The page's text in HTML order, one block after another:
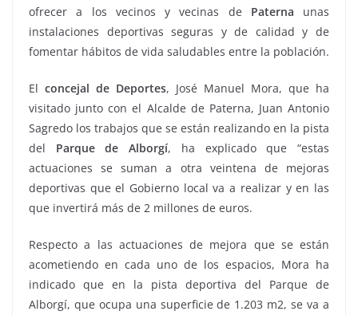
ofrecer a los vecinos y vecinas de Paterna unas
instalaciones deportivas seguras y de calidad y de
fomentar hábitos de vida saludables entre la población.
El concejal de Deportes, José Manuel Mora, que ha
visitado junto con el Alcalde de Paterna, Juan Antonio
Sagredo los trabajos que se están realizando en la pista
del Parque de Alborgí, ha explicado que “estas
actuaciones se suman a otra veintena de mejoras
deportivas que el Gobierno local va a realizar y en las
que invertirá más de 2 millones de euros.
Respecto a las actuaciones de mejora que se están
acometiendo en cada uno de los espacios, Mora ha
indicado que en la pista deportiva del Parque de
Alborgí, que ocupa una superficie de 1.203 m2, se va a